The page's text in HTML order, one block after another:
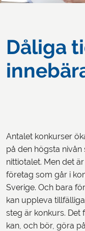
Dåliga
Antalet konkurser
på den högsta nivån
nittiotalet. Men det
företag som går i
Sverige. Och bara
kan uppleva
steg är konkurs. Det
kan, och bör, göra